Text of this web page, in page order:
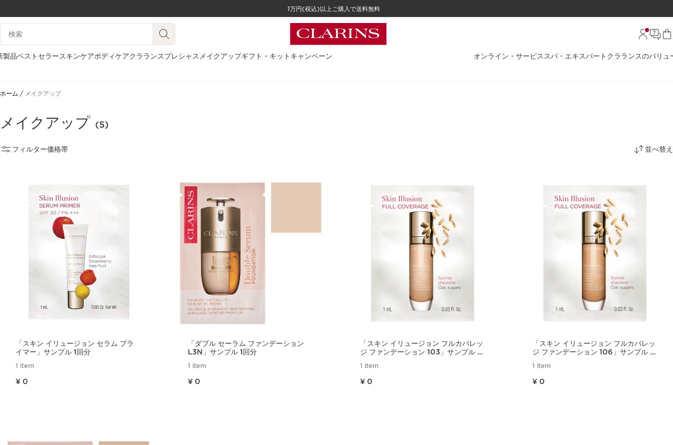
コンテンツへ移動
1万円(税込)以上ご購入で送料無料
検索候補
製品ベストセラースキンケアボディケアクラランスプレシャス メイクアップギフト・キット キャンペーン オンライン・サービス スパ・エキスパート クラランスのバリュ
ホーム メイクアップ
メイクアップ (5)
フィルター価格帯 並べ替え
「スキン イリュージョン セラム プラ
イマー」サンプル 1回分
1 item
¥ 0
「ダブル セーラム ファンデーション
L3N」サンプル 1回分
1 item
¥ 0
「スキン イリュージョン フルカバレッ
ジ ファンデーション 103」サンプル 1
1 item
¥ 0
「スキン イリュージョン フルカバレッ
ジ ファンデーション 106」サンプル 1
1 item
¥ 0